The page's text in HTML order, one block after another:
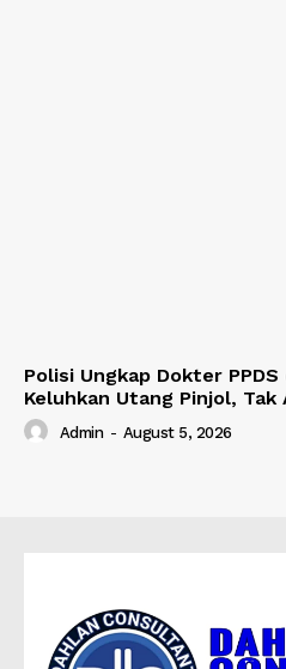
Polisi Ungkap Dokter
Keluhkan Utang Pinjol, Tak
Admin - August 5, 2026